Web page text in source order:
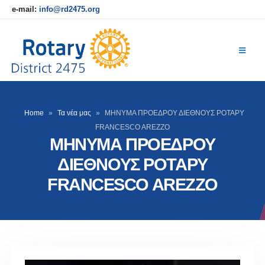
e-mail: info@rd2475.org
Home » Τα νέα μας »
ΜΗΝΥΜΑ ΠΡΟΕΔΡΟΥ ΔΙΕΘΝΟΥΣ ΡΟΤΑΡΥ
FRANCESCO AREZZO
ΜΗΝΥΜΑ ΠΡΟΕΔΡΟΥ
ΔΙΕΘΝΟΥΣ ΡΟΤΑΡΥ
FRANCESCO AREZZO